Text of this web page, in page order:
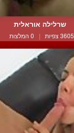
שרלילה אוראלית
3605 צפיות | 0 המלצות